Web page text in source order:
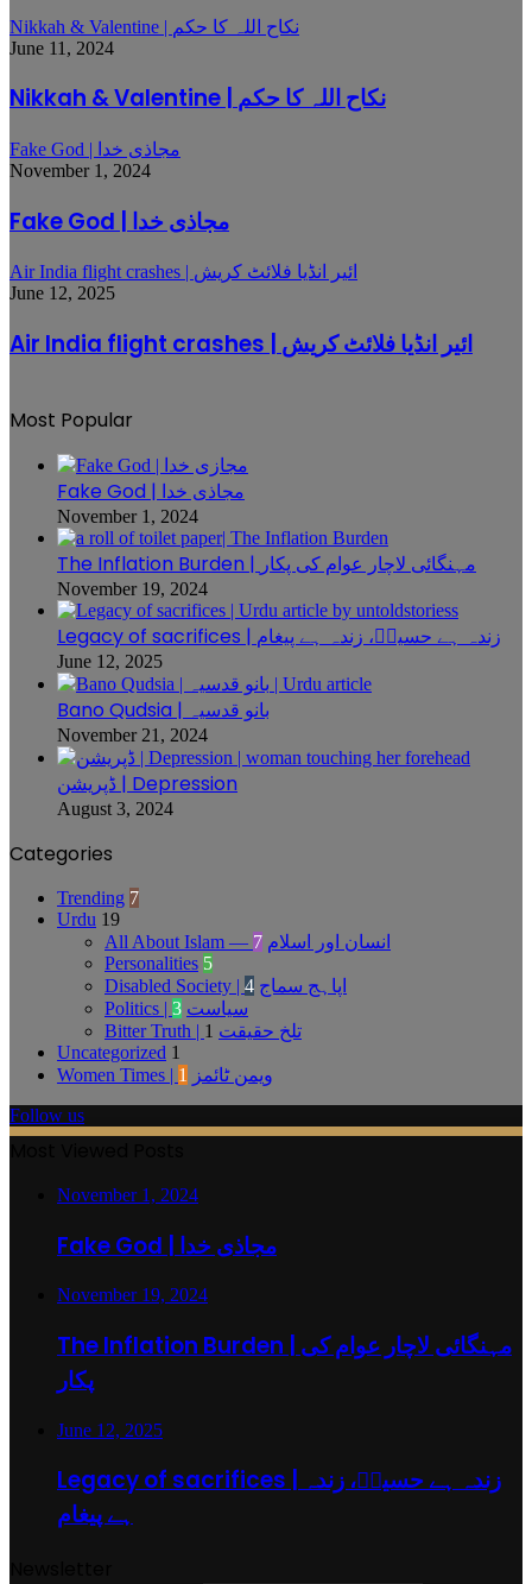
Nikkah & Valentine | نکاح اللہ کا حکم
June 11, 2024
Nikkah & Valentine | نکاح اللہ کا حکم
Fake God | مجاذی خدا
November 1, 2024
Fake God | مجاذی خدا
Air India flight crashes | ائیر انڈیا فلائٹ کریش
June 12, 2025
Air India flight crashes | ائیر انڈیا فلائٹ کریش
Most Popular
Fake God | مجاذی خدا
November 1, 2024
The Inflation Burden | مہنگائی لاچار عوام کی پکار
November 19, 2024
Legacy of sacrifices | زندہ ہے حسینؓ، زندہ ہے پیغام
June 12, 2025
Bano Qudsia | بانو قدسیہ
November 21, 2024
ڈپریشن | Depression
August 3, 2024
Categories
Trending 7
Urdu 19
All About Islam — انسان اور اسلام 7
Personalities 5
Disabled Society | اپاہج سماج 4
Politics | سیاست 3
Bitter Truth | تلخ حقیقت 1
Uncategorized 1
Women Times | ویمن ٹائمز
1
Follow us
November 1, 2024
Fake God | مجاذی خدا
November 19, 2024
The Inflation Burden | مہنگائی لاچار عوام کی
پکار
June 12, 2025
Legacy of sacrifices | زندہ ہے حسینؓ، زندہ
ہے پیغام